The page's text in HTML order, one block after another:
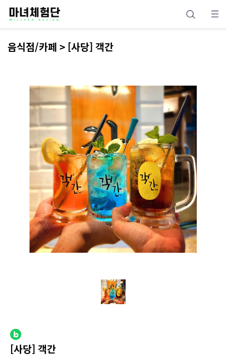
음식점/카페 > [사당] 객간
[사당] 객간